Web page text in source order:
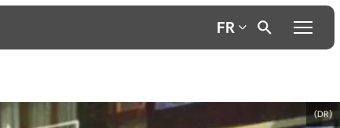
FR
(DR)